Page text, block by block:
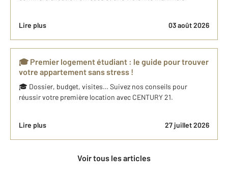
Lire plus 03 août 2026
🎓 Premier logement étudiant : le guide pour trouver
votre appartement sans stress !
🎓 Dossier, budget, visites… Suivez nos conseils pour
réussir votre première location avec CENTURY 21.
Lire plus 27 juillet 2026
Voir tous les articles